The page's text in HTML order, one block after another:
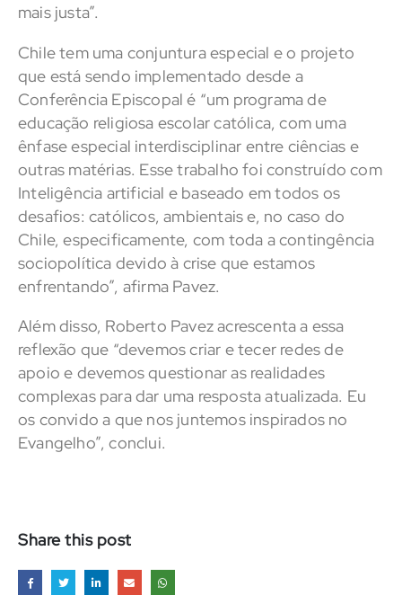
mais justa”.
Chile tem uma conjuntura especial e o projeto
que está sendo implementado desde a
Conferência Episcopal é “um programa de
educação religiosa escolar católica, com uma
ênfase especial interdisciplinar entre ciências e
outras matérias. Esse trabalho foi construído com
Inteligência artificial e baseado em todos os
desafios: católicos, ambientais e, no caso do
Chile, especificamente, com toda a contingência
sociopolítica devido à crise que estamos
enfrentando”, afirma Pavez.
Além disso, Roberto Pavez acrescenta a essa
reflexão que “devemos criar e tecer redes de
apoio e devemos questionar as realidades
complexas para dar uma resposta atualizada. Eu
os convido a que nos juntemos inspirados no
Evangelho”, conclui.
Share this post